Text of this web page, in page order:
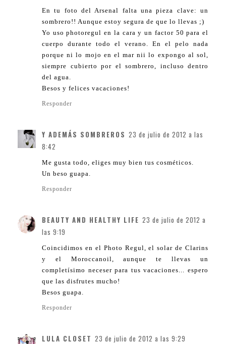
En tu foto del Arsenal falta una pieza clave: un
sombrero!! Aunque estoy segura de que lo llevas ;)
Yo uso photoregul en la cara y un factor 50 para el
cuerpo durante todo el verano. En el pelo nada
porque ni lo mojo en el mar nii lo expongo al sol,
siempre cubierto por el sombrero, incluso dentro
del agua.
Besos y felices vacaciones!
Responder
Y ADEMÁS SOMBREROS 23 de julio de 2012 a las
8:42
Me gusta todo, eliges muy bien tus cosméticos.
Un beso guapa.
Responder
BEAUTY AND HEALTHY LIFE 23 de julio de 2012 a
las 9:19
Coincidimos en el Photo Regul, el solar de Clarins
y el Moroccanoil, aunque te llevas un
completísimo neceser para tus vacaciones... espero
que las disfrutes mucho!
Besos guapa.
Responder
LULA CLOSET 23 de julio de 2012 a las 9:29